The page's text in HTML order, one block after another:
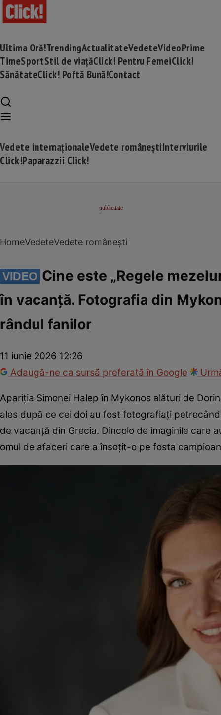
Ultima Oră!TrendingActualitateVedeteVideoPrime
TimeSportStil de viațăClick! Pentru FemeiClick!
SănătateClick! Poftă Bună!Contact
Vedete internaționaleVedete româneștiInterviurile
Click!Paparazzii Click!
HomeVedeteVedete românești
VIDEO Cine este „Regele
în vacanță. Fotografia din
rândul fanilor
11 iunie 2026 12:26
Adaugă-ne ca sursă preferată în Google
Apariția Simonei Halep în Mykonos alături de
ales după ce cei doi au fost fotografiați
de vacanță din Grecia. Dincolo de imaginile care
omul de afaceri care a însoțit-o pe fosta